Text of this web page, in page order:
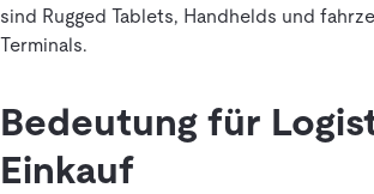
sind Rugged Tablets, Handhelds und
Terminals.
Bedeutung für
Einkauf